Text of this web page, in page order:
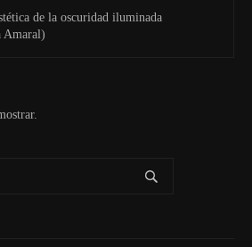
de la oscuridad iluminada
Amaral)